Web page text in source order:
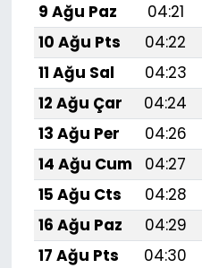
9 Ağu Paz
04:21
10 Ağu Pts
04:22
11 Ağu Sal
04:23
12 Ağu Çar
04:24
13 Ağu Per
04:26
14 Ağu Cum
04:27
15 Ağu Cts
04:28
16 Ağu Paz
04:29
17 Ağu Pts
04:30